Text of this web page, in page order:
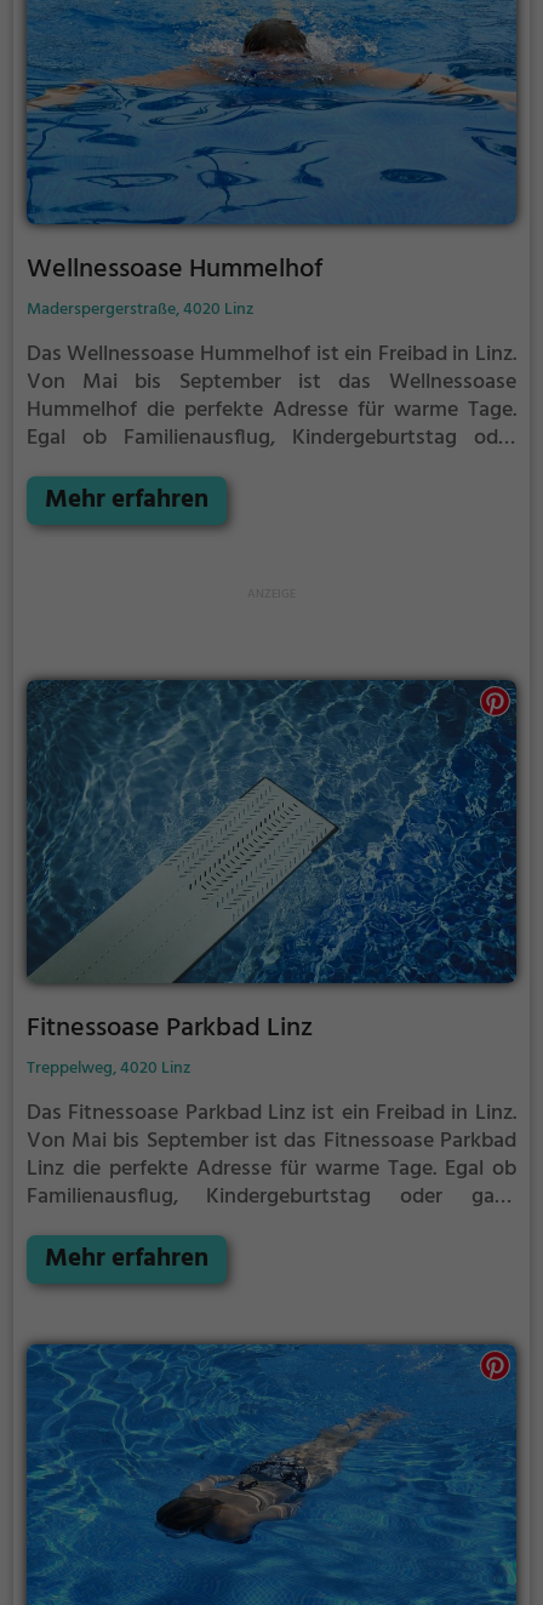
Wellnessoase Hummelhof
Maderspergerstraße, 4020 Linz
Das Wellnessoase Hummelhof ist ein Freibad in Linz.
Von Mai bis September ist das Wellnessoase
Hummelhof die perfekte Adresse für warme Tage.
Egal ob Familienausflug, Kindergeburtstag oder
Hummelhof kommt jeder auf seine Kosten. Bei
gutem Wetter kann die Freibadsaison im
Mehr erfahren
Fitnessoase Parkbad Linz
Treppelweg, 4020 Linz
Das Fitnessoase Parkbad Linz ist ein Freibad in Linz.
Von Mai bis September ist das Fitnessoase Parkbad
Linz die perfekte Adresse für warme Tage. Egal ob
Familienausflug, Kindergeburtstag oder ganz
kommt jeder auf seine Kosten. Bei gutem Wetter
kann die Freibadsaison im Fitnessoase Parkbad Linz
findest du auf der Website.
Mehr erfahren